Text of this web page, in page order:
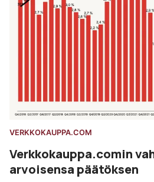
VERKKOKAUPPA.COM
Verkkokauppa.comin
arvoisensa päätöksen